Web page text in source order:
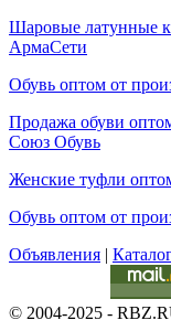
Шаровые латунные
АрмаСети
Обувь оптом от
Продажа обуви
Союз Обувь
Женские туфли
Обувь оптом от
Объявления |
© 2004-2025 -